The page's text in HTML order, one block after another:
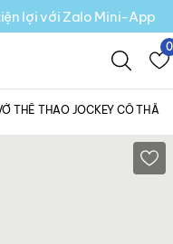
lợi với Zalo Mini-App
0
THỂ THAO JOCKEY CỔ